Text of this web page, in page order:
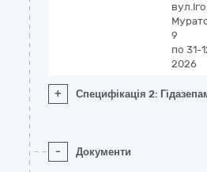
9
по 31-
2026
+ Специфікація 2:
- Документи